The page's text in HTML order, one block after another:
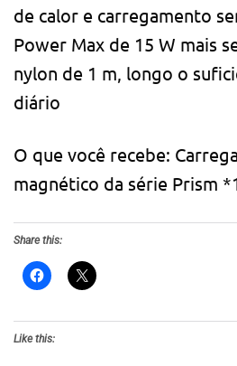
de calor e carregamento
Power Max de 15 W mais
nylon de 1 m, longo o
diário
O que você recebe:
magnético da série Prism
Share this:
Like this: